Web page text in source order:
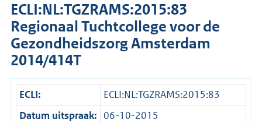
ECLI:NL:TGZRAMS:2015:83
Regionaal Tuchtcollege voor de
Gezondheidszorg Amsterdam
2014/414T
ECLI:
ECLI:NL:TGZRAMS:2015:83
Datum uitspraak: 06-10-2015